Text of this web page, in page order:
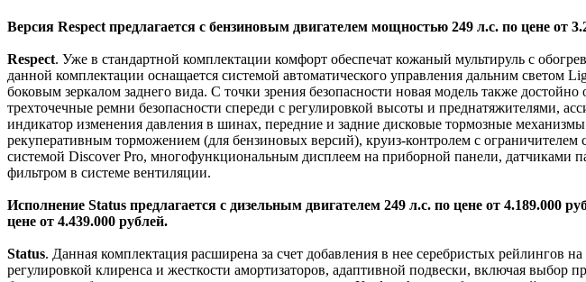
Версия Respect предлагается с бензиновым двигателем мощностью 249 л.с. по цене от
Respect. Уже в стандартной комплектации комфорт обеспечат кожаный мультируль с
данной комплектации оснащается системой автоматического управления дальним
боковым зеркалом заднего вида. С точки зрения безопасности новая модель также
трехточечные ремни безопасности спереди с регулировкой высоты и преднатяжителями,
индикатор изменения давления в шинах, передние и задние дисковые тормозные
рекуперативным торможением (для бензиновых версий), круиз-контролем с
системой Discover Pro, многофункциональным дисплеем на приборной панели, датчиками
фильтром в системе вентиляции.
Исполнение Status предлагается с дизельным двигателем 249 л.с. по цене от 4.189.000
цене от 4.439.000 рублей.
Status. Данная комплектация расширена за счет добавления в нее серебристых
регулировкой клиренса и жесткости амортизаторов, адаптивной подвески, включая